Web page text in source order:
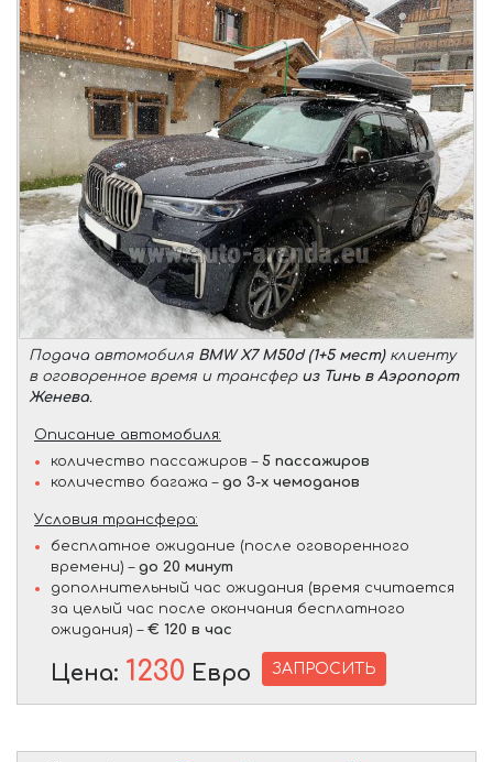
Подача автомобиля BMW X7 M50d (1+5 мест)клиенту
в оговоренное время и трансфер из Тинь в Аэропорт
Женева.
Описание автомобиля:
количество пассажиров – 5 пассажиров
количество багажа – до 3-х чемоданов
Условия трансфера:
бесплатное ожидание (после оговоренного
времени) – до 20 минут
дополнительный час ожидания (время считается
за целый час после окончания бесплатного
ожидания) – € 120 в час
Цена: 1230 Евро ЗАПРОСИТЬ